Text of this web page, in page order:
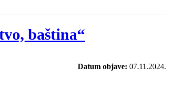
baština“
Datum objave: 07.11.2024.